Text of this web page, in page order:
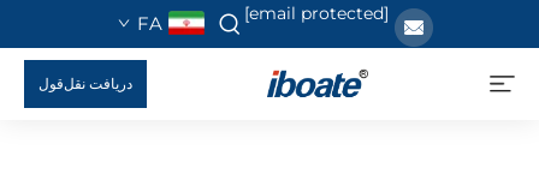
[email protected]
FA
دریافت نقل‌قول